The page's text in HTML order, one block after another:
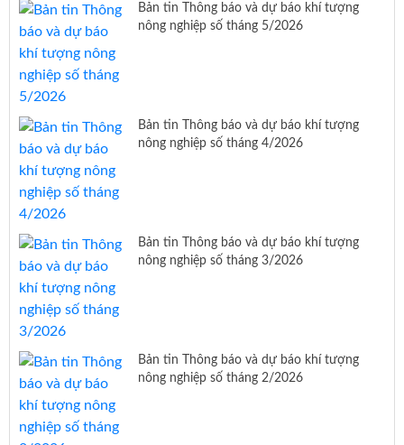
Bản tin Thông báo và dự báo khí tượng
nông nghiệp số tháng 5/2026
Bản tin Thông báo và dự báo khí tượng
nông nghiệp số tháng 4/2026
Bản tin Thông báo và dự báo khí tượng
nông nghiệp số tháng 3/2026
Bản tin Thông báo và dự báo khí tượng
nông nghiệp số tháng 2/2026